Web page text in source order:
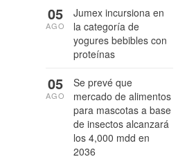
Jumex incursiona en
la categoría de
yogures bebibles con
proteínas
05
AGO
Se prevé que
mercado de alimentos
para mascotas a base
de insectos alcanzará
los 4,000 mdd en
2036
05
AGO